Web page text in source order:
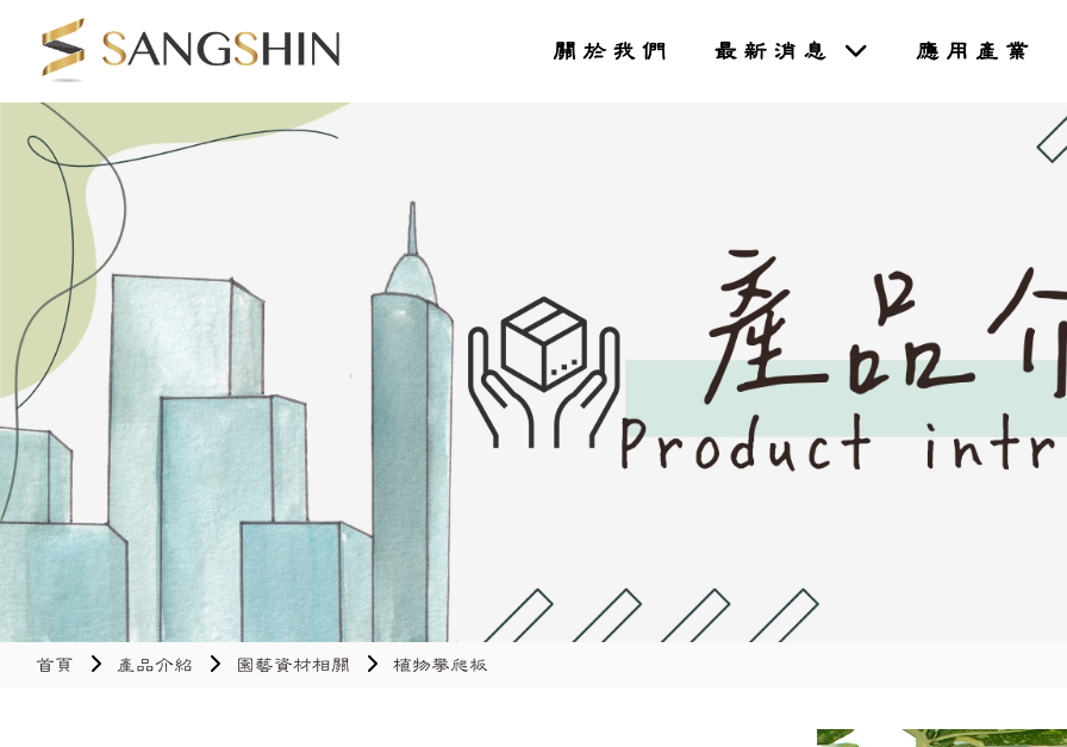
關於我們 最新消息 應用產業
首頁 產品介紹 園藝資材相關 植物攀爬板